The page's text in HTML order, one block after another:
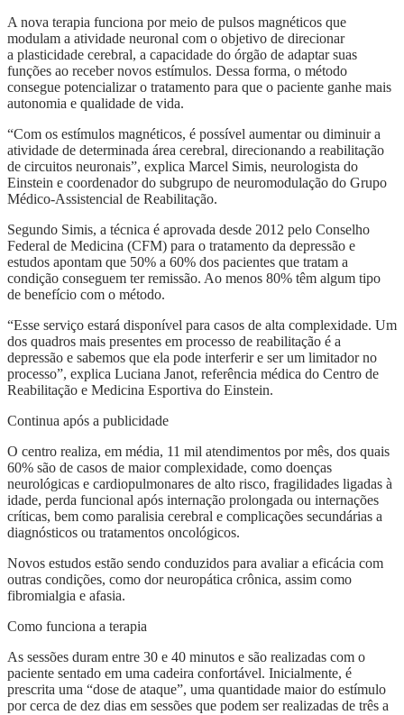
A nova terapia funciona por meio de pulsos magnéticos que
modulam a atividade neuronal com o objetivo de direcionar
a plasticidade cerebral, a capacidade do órgão de adaptar suas
funções ao receber novos estímulos. Dessa forma, o método
consegue potencializar o tratamento para que o paciente ganhe mais
autonomia e qualidade de vida.
“Com os estímulos magnéticos, é possível aumentar ou diminuir a
atividade de determinada área cerebral, direcionando a reabilitação
de circuitos neuronais”, explica Marcel Simis, neurologista do
Einstein e coordenador do subgrupo de neuromodulação do Grupo
Médico-Assistencial de Reabilitação.
Segundo Simis, a técnica é aprovada desde 2012 pelo Conselho
Federal de Medicina (CFM) para o tratamento da depressão e
estudos apontam que 50% a 60% dos pacientes que tratam a
condição conseguem ter remissão. Ao menos 80% têm algum tipo
de benefício com o método.
“Esse serviço estará disponível para casos de alta complexidade. Um
dos quadros mais presentes em processo de reabilitação é a
depressão e sabemos que ela pode interferir e ser um limitador no
processo”, explica Luciana Janot, referência médica do Centro de
Reabilitação e Medicina Esportiva do Einstein.
Continua após a publicidade
O centro realiza, em média, 11 mil atendimentos por mês, dos quais
60% são de casos de maior complexidade, como doenças
neurológicas e cardiopulmonares de alto risco, fragilidades ligadas à
idade, perda funcional após internação prolongada ou internações
críticas, bem como paralisia cerebral e complicações secundárias a
diagnósticos ou tratamentos oncológicos.
Novos estudos estão sendo conduzidos para avaliar a eficácia com
outras condições, como dor neuropática crônica, assim como
fibromialgia e afasia.
Como funciona a terapia
As sessões duram entre 30 e 40 minutos e são realizadas com o
paciente sentado em uma cadeira confortável. Inicialmente, é
prescrita uma “dose de ataque”, uma quantidade maior do estímulo
por cerca de dez dias em sessões que podem ser realizadas de três a